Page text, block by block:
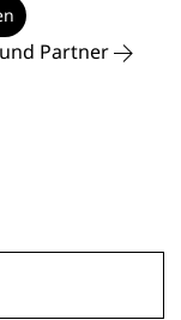
Partner